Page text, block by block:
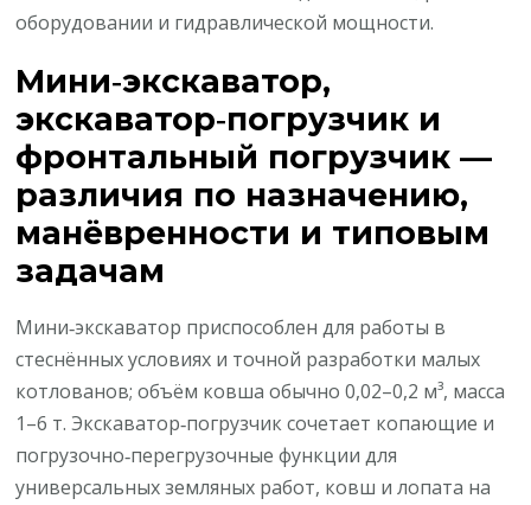
оборудовании и гидравлической мощности.
Мини‑экскаватор,
экскаватор‑погрузчик и
фронтальный погрузчик —
различия по назначению,
манёвренности и типовым
задачам
Мини‑экскаватор приспособлен для работы в
стеснённых условиях и точной разработки малых
котлованов; объём ковша обычно 0,02–0,2 м³, масса
1–6 т. Экскаватор‑погрузчик сочетает копающие и
погрузочно‑перегрузочные функции для
универсальных земляных работ, ковш и лопата на